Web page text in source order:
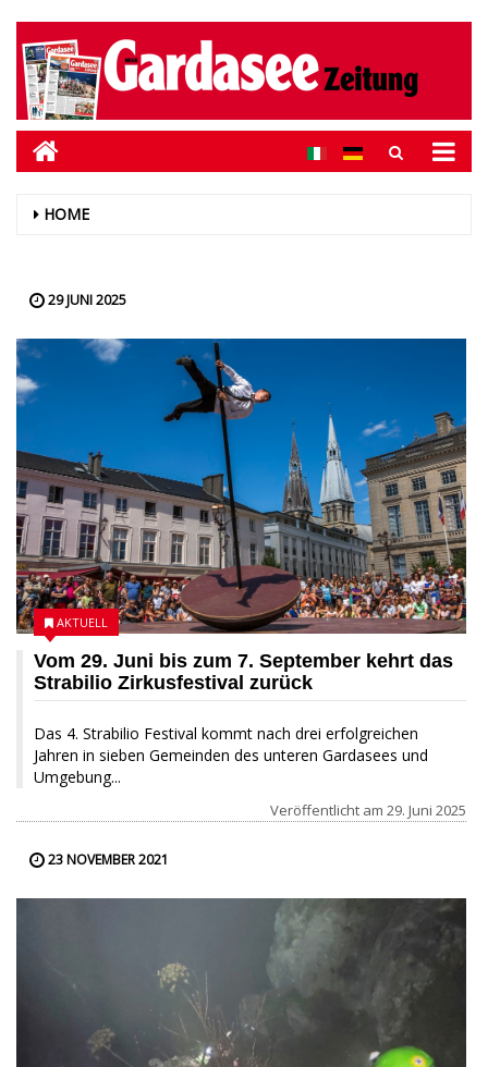
HOME
29 JUNI 2025
Vom 29. Juni bis zum 7. September kehrt das
Strabilio Zirkusfestival zurück
Das 4. Strabilio Festival kommt nach drei erfolgreichen
Jahren in sieben Gemeinden des unteren Gardasees und
Umgebung...
AKTUELL
Veröffentlicht am 29. Juni 2025
23 NOVEMBER 2021